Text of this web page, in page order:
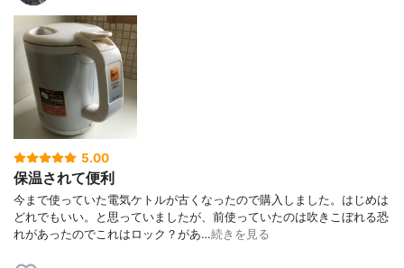
5.00
保温されて便利
今まで使っていた電気ケトルが古くなったので購入しました。はじめは
どれでもいい。と思っていましたが、前使っていたのは吹きこぼれる恐
れがあったのでこれはロック？があ…続きを見る